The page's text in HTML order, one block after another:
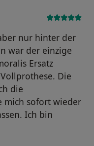
nur hinter der
war der einzige
Ersatz
Die
die
mich sofort wieder
Ich bin